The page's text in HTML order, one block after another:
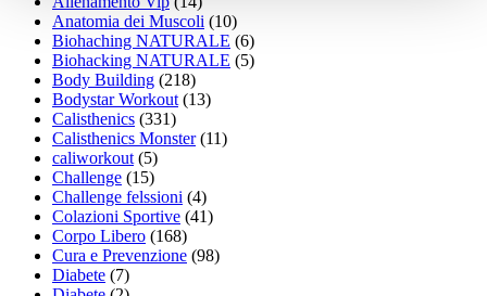
Anatomia dei Muscoli (10)
Biohaching NATURALE (6)
Biohacking NATURALE (5)
Body Building (218)
Bodystar Workout(13)
Calisthenics (331)
Calisthenics Monster(11)
caliworkout(5)
Challenge (15)
Challenge felssioni (4)
Colazioni Sportive (41)
Corpo Libero (168)
Cura e Prevenzione (98)
Diabete (7)